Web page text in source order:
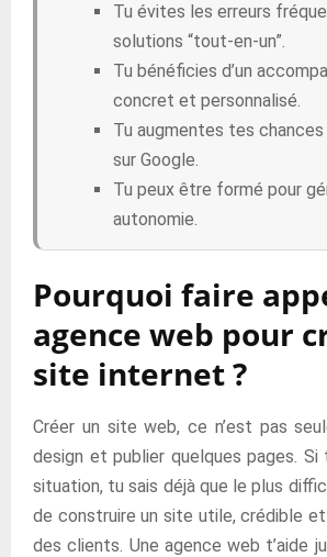
Tu évites les erreurs
solutions “tout-en-un”.
Tu bénéficies d’un
concret et personnalisé.
Tu augmentes tes chances
sur Google.
Tu peux être formé pour
autonomie.
Pourquoi faire
agence web pour
site internet ?
Créer un site web, ce n’est pas
design et publier quelques pages.
situation, tu sais déjà que le plus
de construire un site utile, crédible
des clients. Une agence web t’aide